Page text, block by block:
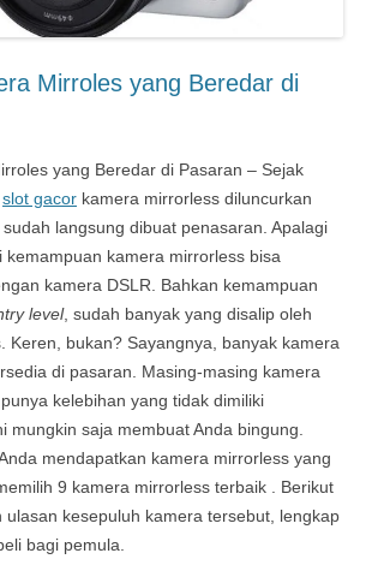
Mirroles yang Beredar di
yang Beredar di Pasaran – Sejak
slot gacor kamera mirrorless diluncurkan
langsung dibuat penasaran. Apalagi
kemampuan kamera mirrorless bisa
kamera DSLR. Bahkan kemampuan
level, sudah banyak yang disalip oleh
Keren, bukan? Sayangnya, banyak kamera
di pasaran. Masing-masing kamera
kelebihan yang tidak dimiliki
mungkin saja membuat Anda bingung.
mendapatkan kamera mirrorless yang
9 kamera mirrorless terbaik . Berikut
ulasan kesepuluh kamera tersebut, lengkap
bagi pemula.